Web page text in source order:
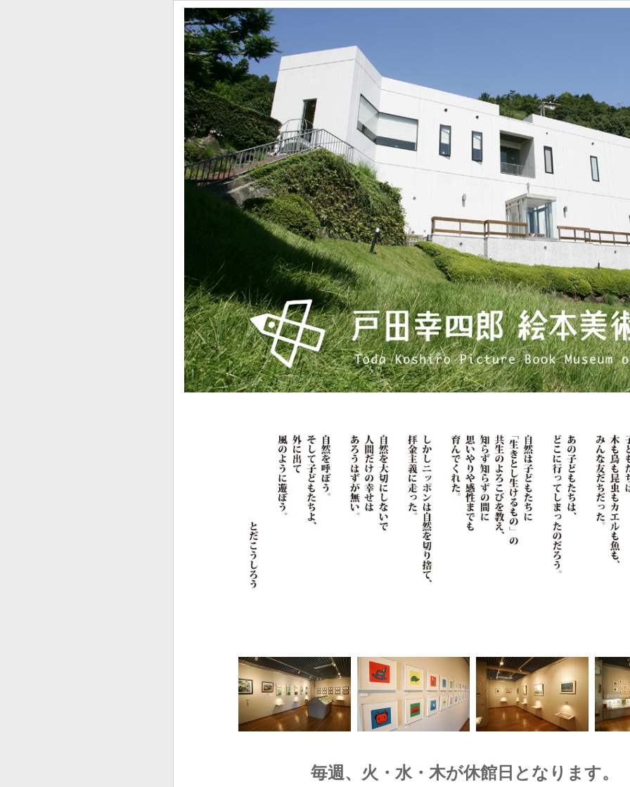
毎週、火・水・木が休館日となります。